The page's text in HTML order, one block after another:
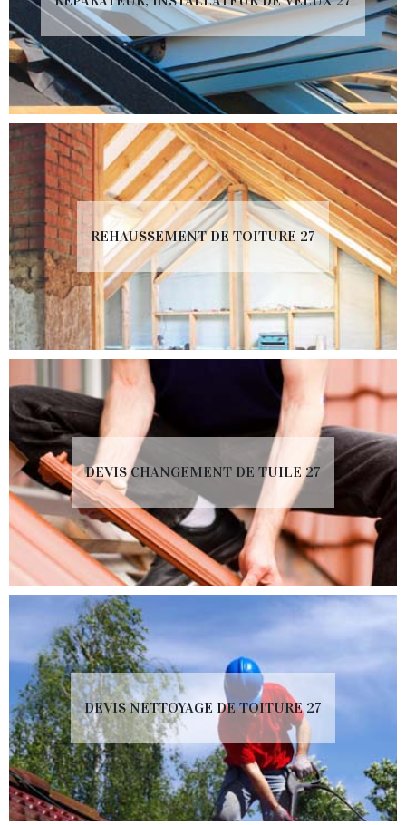
REHAUSSEMENT DE TOITURE 27
DEVIS CHANGEMENT DE TUILE 27
DEVIS NETTOYAGE DE TOITURE 27